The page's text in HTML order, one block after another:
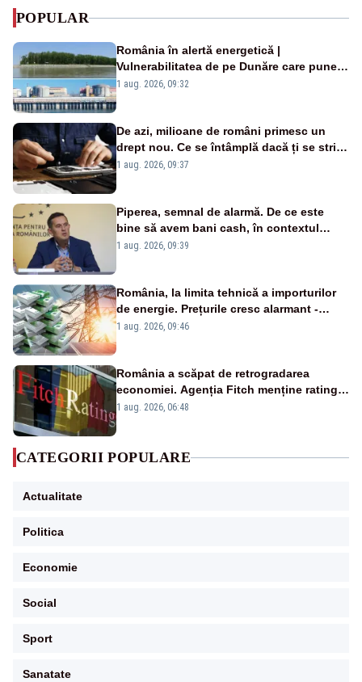
POPULAR
România în alertă energetică |
Vulnerabilitatea de pe Dunăre care pune
în pericol Centrala Cernavodă era
1 aug. 2026, 09:32
De azi, milioane de români primesc un
drept nou. Ce se întâmplă dacă ți se strică
un produs
1 aug. 2026, 09:37
Piperea, semnal de alarmă. De ce este
bine să avem bani cash, în contextul
alertei energetice?
1 aug. 2026, 09:39
România, la limita tehnică a importurilor
de energie. Prețurile cresc alarmant -
Analiză Realitatea Plus
1 aug. 2026, 09:46
România a scăpat de retrogradarea
economiei. Agenția Fitch menține ratingul
„BBB-” cu perspectivă negativă
1 aug. 2026, 06:48
CATEGORII POPULARE
Actualitate
Politica
Economie
Social
Sport
Sanatate